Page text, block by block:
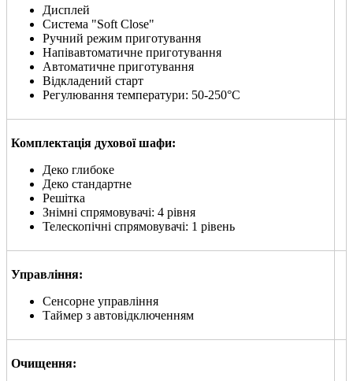
Дисплей
Система "Soft Close"
Ручний режим приготування
Напівавтоматичне приготування
Автоматичне приготування
Відкладений старт
Регулювання температури: 50-250°С
Комплектація духової шафи:
Деко глибоке
Деко стандартне
Решітка
Знімні спрямовувачі: 4 рівня
Телескопічні спрямовувачі: 1 рівень
Управління:
Сенсорне управління
Таймер з автовідключенням
Очищення: